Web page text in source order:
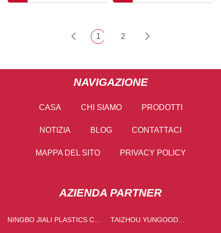
con certificato CE
Bsp Porte Controllo
1 2
NAVIGAZIONE
CASA CHI SIAMO PRODOTTI
NOTIZIA BLOG CONTATTACI
MAPPA DEL SITO PRIVACY POLICY
AZIENDA PARTNER
NINGBO JIALI PLASTICS CO.,
TAIZHOU YUNGOOD